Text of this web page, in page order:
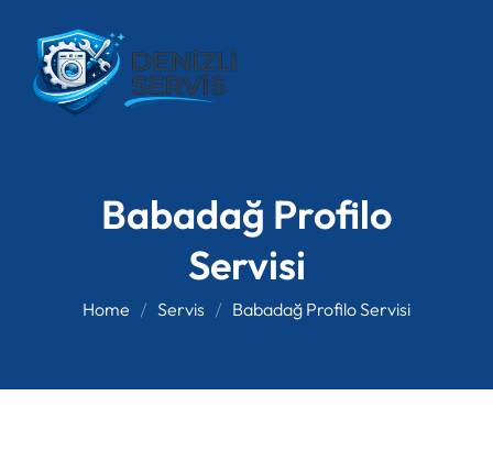
Babadağ Profilo
Servisi
Home Servis Babadağ Profilo Servisi